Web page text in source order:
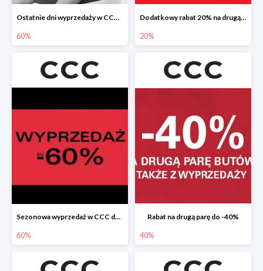
Ostatnie dni wyprzedaży w CCC do -60%
60%
Dodatkowy rabat 20% na drugą, tańszą parę butów
20%
Sezonowa wyprzedaż w CCC do -60%
60%
Rabat na drugą parę do -40%
40%